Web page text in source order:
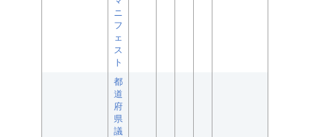
ニ
フ
ェ
ス
ト
都
道
府
県
議